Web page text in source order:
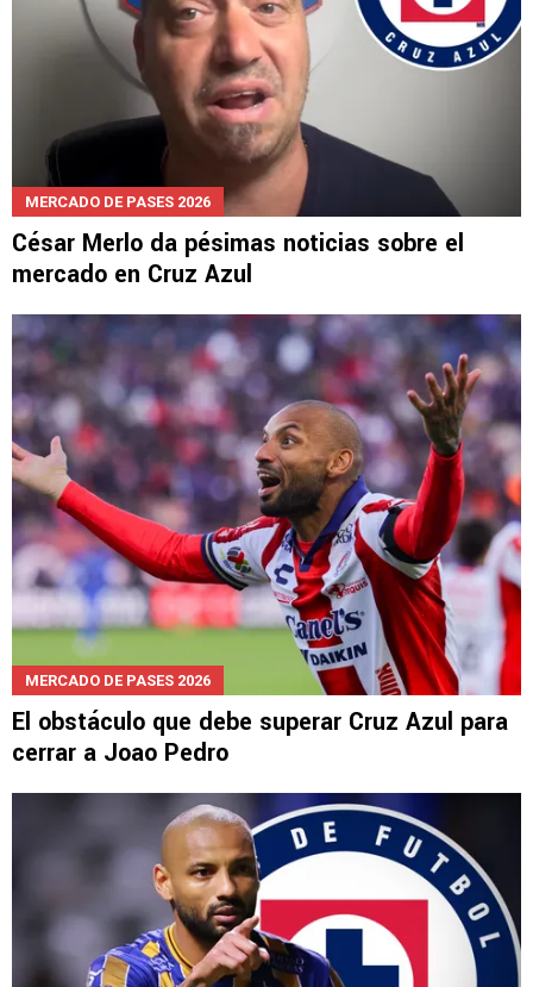
MERCADO DE PASES 2026
César Merlo da pésimas noticias sobre el
mercado en Cruz Azul
MERCADO DE PASES 2026
El obstáculo que debe superar Cruz Azul para
cerrar a Joao Pedro